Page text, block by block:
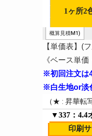
【単価表】(
《ベース単
※初回注文は
※白生地or淡